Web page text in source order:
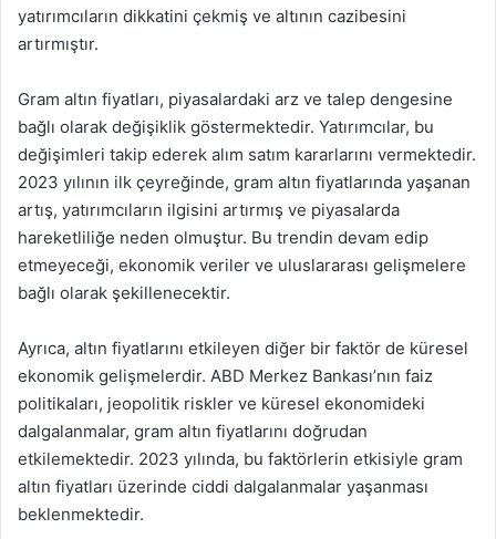
yatırımcıların dikkatini çekmiş ve altının cazibesini
artırmıştır.
Gram altın fiyatları, piyasalardaki arz ve talep dengesine
bağlı olarak değişiklik göstermektedir. Yatırımcılar, bu
değişimleri takip ederek alım satım kararlarını vermektedir.
2023 yılının ilk çeyreğinde, gram altın fiyatlarında yaşanan
artış, yatırımcıların ilgisini artırmış ve piyasalarda
hareketliliğe neden olmuştur. Bu trendin devam edip
etmeyeceği, ekonomik veriler ve uluslararası gelişmelere
bağlı olarak şekillenecektir.
Ayrıca, altın fiyatlarını etkileyen diğer bir faktör de küresel
ekonomik gelişmelerdir. ABD Merkez Bankası’nın faiz
politikaları, jeopolitik riskler ve küresel ekonomideki
dalgalanmalar, gram altın fiyatlarını doğrudan
etkilemektedir. 2023 yılında, bu faktörlerin etkisiyle gram
altın fiyatları üzerinde ciddi dalgalanmalar yaşanması
beklenmektedir.